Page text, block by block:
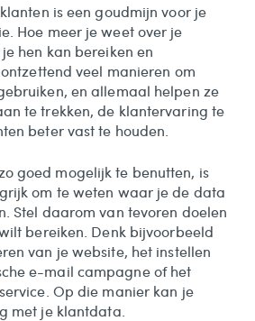
is een goudmijn voor je
Hoe meer je weet over je
hen kan bereiken en
veel manieren om
en allemaal helpen ze
te trekken, de klantervaring te
beter vast te houden.
goed mogelijk te benutten, is
om te weten waar je de data
Stel daarom van tevoren doelen
bereiken. Denk bijvoorbeeld
van je website, het instellen
e-mail campagne of het
Op die manier kan je
met je klantdata.